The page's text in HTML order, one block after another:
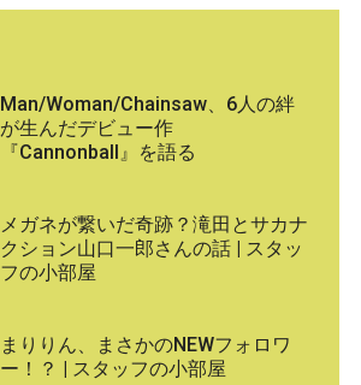
Man/Woman/Chainsaw、6人の絆
が生んだデビュー作
『Cannonball』を語る
メガネが繋いだ奇跡？滝田とサカナ
クション山口一郎さんの話 | スタッ
フの小部屋
まりりん、まさかのNEWフォロワ
ー！？ | スタッフの小部屋